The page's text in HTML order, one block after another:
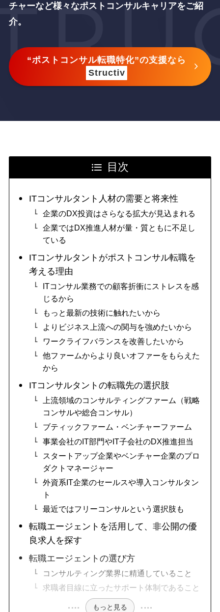
チャーなど様々なポストコンサルキャリアをご紹
介。
“ポストコンサル転職特化”の支援なら
Structiv
目次
ITコンサルタント人材の需要と将来性
企業のDX投資はさらなる拡大が見込まれる
企業ではDX推進人材が量・質ともに不足し
ている
ITコンサルタントがポストコンサル転職を
考える理由
ITコンサル業務での顧客折衝にストレスを感
じるから
もっと最新の技術に触れたいから
よりビジネス上流への関与を強めたいから
ワークライフバランスを改善したいから
他ファームからより良いオファーをもらえた
から
ITコンサルタントの転職先の選択肢
上流領域のコンサルティングファーム（戦略
コンサルや総合コンサル）
ブティックファーム・ベンチャーファーム
事業会社のIT部門やIT子会社のDX推進担当
スタートアップ企業やベンチャー企業のプロ
ダクトマネージャー
外資系IT企業のセールスや導入コンサルタン
ト
最近ではフリーコンサルという選択肢も
転職エージェントを活用して、非公開の優
良求人を探す
転職エージェントの選び方
コンサルティング業界に精通していること
求職者目線に立ったサポート体制であること
もっと見る